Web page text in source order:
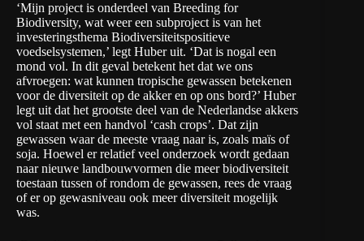
‘Mijn project is onderdeel van Breeding for
Biodiversity, wat weer een subproject is van het
investeringsthema Biodiversiteitspositieve
voedselsystemen,’ legt Huber uit. ‘Dat is nogal een
mond vol. In dit geval betekent het dat we ons
afvroegen: wat kunnen tropische gewassen betekenen
voor de diversiteit op de akker en op ons bord?’ Huber
legt uit dat het grootste deel van de Nederlandse akkers
vol staat met een handvol ‘cash crops’. Dat zijn
gewassen waar de meeste vraag naar is, zoals maïs of
soja. Hoewel er relatief veel onderzoek wordt gedaan
naar nieuwe landbouwvormen die meer biodiversiteit
toestaan tussen of rondom de gewassen, rees de vraag
of er op gewasniveau ook meer diversiteit mogelijk
was.